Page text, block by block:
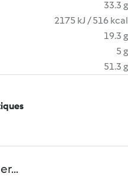
33.3 g
2175 kJ / 516 kcal
19.3 g
5 g
51.3 g